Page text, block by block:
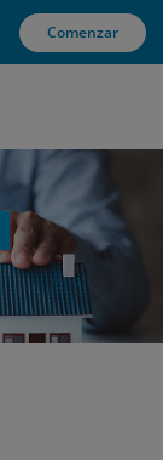
Comenzar